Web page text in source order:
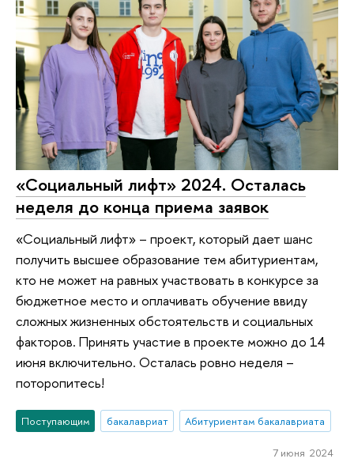
«Социальный лифт» 2024. Осталась
неделя до конца приема заявок
«Социальный лифт» – проект, который дает шанс
получить высшее образование тем абитуриентам,
кто не может на равных участвовать в конкурсе за
бюджетное место и оплачивать обучение ввиду
сложных жизненных обстоятельств и социальных
факторов. Принять участие в проекте можно до 14
июня включительно. Осталась ровно неделя –
поторопитесь!
Поступающим бакалавриат Абитуриентам бакалавриата
7 июня 2024